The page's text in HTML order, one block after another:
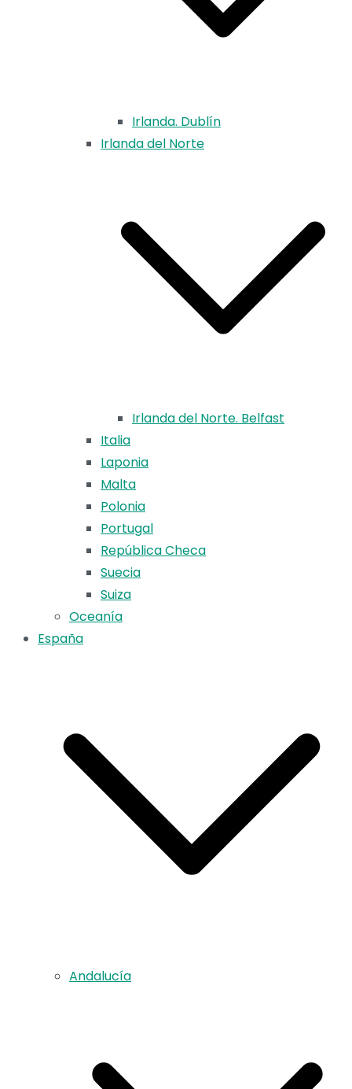
Irlanda. Dublín
Irlanda del Norte
Irlanda del Norte. Belfast
Italia
Laponia
Malta
Polonia
Portugal
República Checa
Suecia
Suiza
Oceanía
España
Andalucía